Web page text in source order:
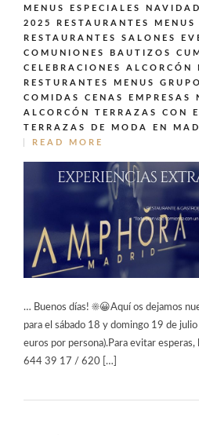
MENUS ESPECIALES
2025
RESTAURANTES
RESTAURANTES SALONES
COMUNIONES BAUTIZOS
CELEBRACIONES
RESTURANTES MENUS
COMIDAS CENAS EMPRESAS
ALCORCÓN
TERRAZAS CON
TERRAZAS DE MODA EN
READ MORE
… Buenos días! ☀️😀Aquí os dejamos
para el sábado 18 y domingo 19 de
euros por persona).Para evitar esperas,
644 39 17 / 620 […]